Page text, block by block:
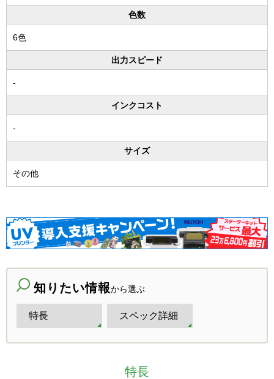
色数
6色
出力スピード
-
インクコスト
-
サイズ
その他
知りたい情報から選ぶ
特長 スペック詳細
特長